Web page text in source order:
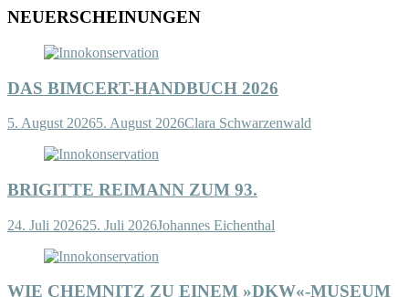
NEUERSCHEINUNGEN
DAS BIMCERT-HANDBUCH 2026
5. August 20265. August 2026Clara Schwarzenwald
BRIGITTE REIMANN ZUM 93.
24. Juli 202625. Juli 2026Johannes Eichenthal
WIE CHEMNITZ ZU EINEM »DKW«-MUSEUM